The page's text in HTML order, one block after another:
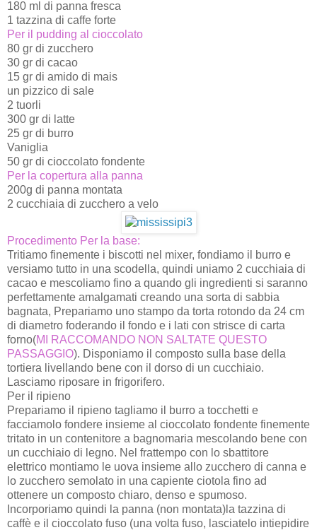
180 ml di panna fresca
1 tazzina di caffe forte
Per il pudding al cioccolato
80 gr di zucchero
30 gr di cacao
15 gr di amido di mais
un pizzico di sale
2 tuorli
300 gr di latte
25 gr di burro
Vaniglia
50 gr di cioccolato fondente
Per la copertura alla panna
200g di panna montata
2 cucchiaia di zucchero a velo
Procedimento Per la base:
Tritiamo finemente i biscotti nel mixer, fondiamo il burro e
versiamo tutto in una scodella, quindi uniamo 2 cucchiaia di
cacao e mescoliamo fino a quando gli ingredienti si saranno
perfettamente amalgamati creando una sorta di sabbia
bagnata, Prepariamo uno stampo da torta rotondo da 24 cm
di diametro foderando il fondo e i lati con strisce di carta
forno(MI RACCOMANDO NON SALTATE QUESTO
PASSAGGIO). Disponiamo il composto sulla base della
tortiera livellando bene con il dorso di un cucchiaio.
Lasciamo riposare in frigorifero.
Per il ripieno
Prepariamo il ripieno tagliamo il burro a tocchetti e
facciamolo fondere insieme al cioccolato fondente finemente
tritato in un contenitore a bagnomaria mescolando bene con
un cucchiaio di legno. Nel frattempo con lo sbattitore
elettrico montiamo le uova insieme allo zucchero di canna e
lo zucchero semolato in una capiente ciotola fino ad
ottenere un composto chiaro, denso e spumoso.
Incorporiamo quindi la panna (non montata)la tazzina di
caffè e il cioccolato fuso (una volta fuso, lasciatelo intiepidire